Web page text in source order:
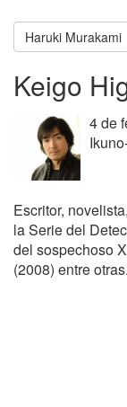
Haruki Murakami
Keigo
4 de
Escritor,
la Serie del
del sospechoso
(2008) entre otras.